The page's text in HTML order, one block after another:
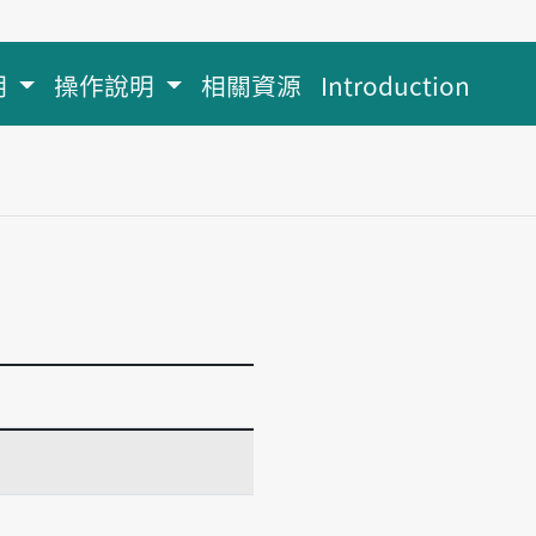
操作說明 相關資源 Introduction